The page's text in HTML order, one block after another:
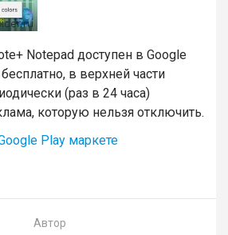
Notepad доступен в Google
в верхней части
(раз в 24 часа)
которую нельзя отключить.
Play маркете
Автор